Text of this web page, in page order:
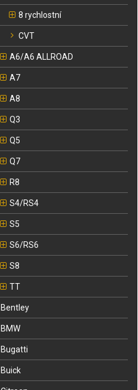
8 rychlostní
CVT
A6/A6 ALLROAD
A7
A8
Q3
Q5
Q7
R8
S4/RS4
S5
S6/RS6
S8
TT
Bentley
BMW
Bugatti
Buick